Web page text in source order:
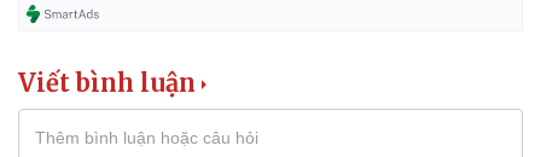
Khởi nghiệp
Viết bình luận